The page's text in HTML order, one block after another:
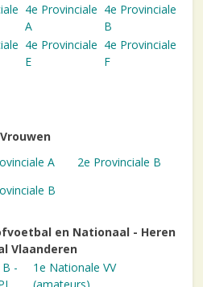
4e Provinciale
A
4e Provinciale
B
4e Provinciale
E
4e Provinciale
F
A
2e Provinciale B
B
en Nationaal - Heren
Vlaanderen
-
1e Nationale VV
(amateurs)